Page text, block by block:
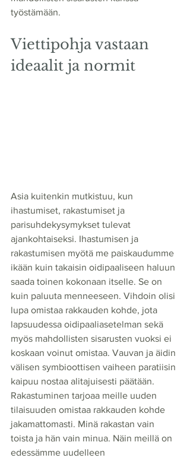
työstämään.
Viettipohja vastaan
ideaalit ja normit
Asia kuitenkin mutkistuu, kun
ihastumiset, rakastumiset ja
parisuhdekysymykset tulevat
ajankohtaiseksi. Ihastumisen ja
rakastumisen myötä me paiskaudumme
ikään kuin takaisin oidipaaliseen haluun
saada toinen kokonaan itselle. Se on
kuin paluuta menneeseen. Vihdoin olisi
lupa omistaa rakkauden kohde, jota
lapsuudessa oidipaaliasetelman sekä
myös mahdollisten sisarusten vuoksi ei
koskaan voinut omistaa. Vauvan ja äidin
välisen symbioottisen vaiheen paratiisin
kaipuu nostaa alitajuisesti päätään.
Rakastuminen tarjoaa meille uuden
tilaisuuden omistaa rakkauden kohde
jakamattomasti. Minä rakastan vain
toista ja hän vain minua. Näin meillä on
edessämme uudelleen